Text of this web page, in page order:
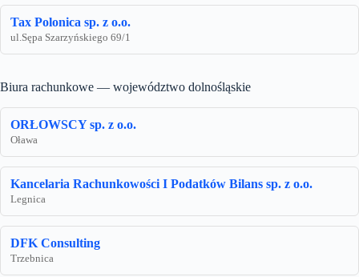
Tax Polonica sp. z o.o.
ul.Sępa Szarzyńskiego 69/1
Biura rachunkowe — województwo dolnośląskie
ORŁOWSCY sp. z o.o.
Oława
Kancelaria Rachunkowości I Podatków Bilans sp. z o.o.
Legnica
DFK Consulting
Trzebnica